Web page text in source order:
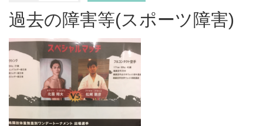
過去の障害等(スポーツ障害)